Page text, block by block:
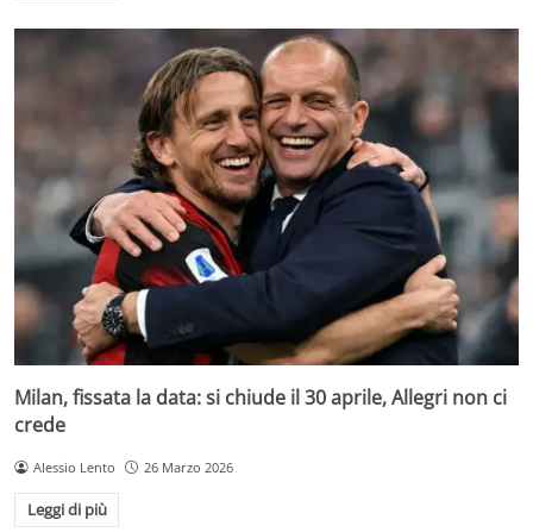
Milan, fissata la data: si chiude il 30 aprile, Allegri non ci
crede
Alessio Lento 26 Marzo 2026
Leggi di più